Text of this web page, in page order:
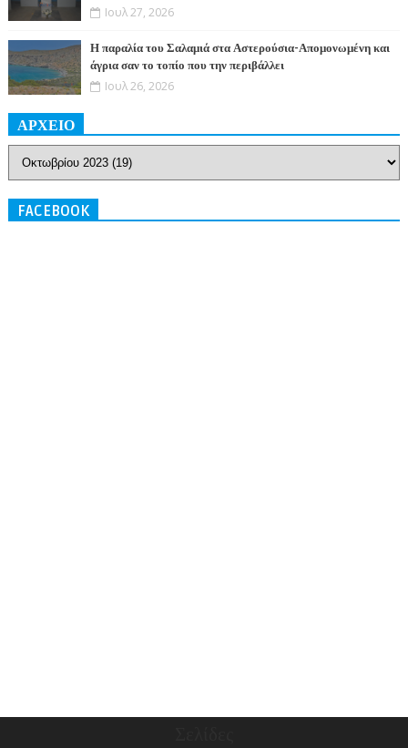
Ιουλ 27, 2026
Η παραλία του Σαλαμιά στα Αστερούσια-Απομονωμένη και
άγρια σαν το τοπίο που την περιβάλλει
Ιουλ 26, 2026
ΑΡΧΕΙΟ
FACEBOOK